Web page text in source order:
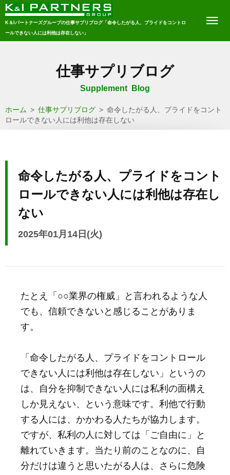
K＆Iパートナーズグループの仕事サプリブログ「命令したがる人、プライドをコントロ
ールできない人には利他は存在しない」
仕事サプリブログ
Supplement Blog
ホーム > 仕事サプリブログ > 命令したがる人、プライドをコント
ロールできない人には利他は存在しない
命令したがる人、プライドをコント
ロールできない人には利他は存在し
ない
2025年01月14日(火)
たとえ「○○業界の権威」と言われるような人
でも、信頼できないと感じることがありま
す。
「命令したがる人、プライドをコントロール
できない人には利他は存在しない」というの
は、自分を抑制できない人には私利の面構え
しか見えない、という意味です。利他で行動
する人には、かかわる人たちが協力します。
ですが、私利の人に対しては「ご自由に」と
離れていきます。当たり前のことなのに、自
分だけは違うと思いたがる人は、さらに危険